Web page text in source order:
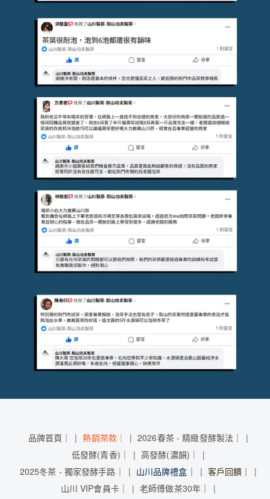
品牌首頁｜ 熱銷茶款｜
2026春茶 - 精緻發酵製法｜
低發酵(青香)｜
高發酵(濃韻)｜
2025冬茶 - 獨家發酵手路｜
山川品牌禮盒｜
客戶回饋｜
山川 VIP會員卡｜
老師傅做茶30年｜